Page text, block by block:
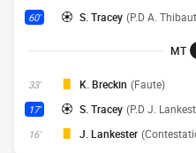
60' S. Tracey (P.D A.
MT
33' K. Breckin (Faute)
17' S. Tracey (P.D J.
16' J. Lankester